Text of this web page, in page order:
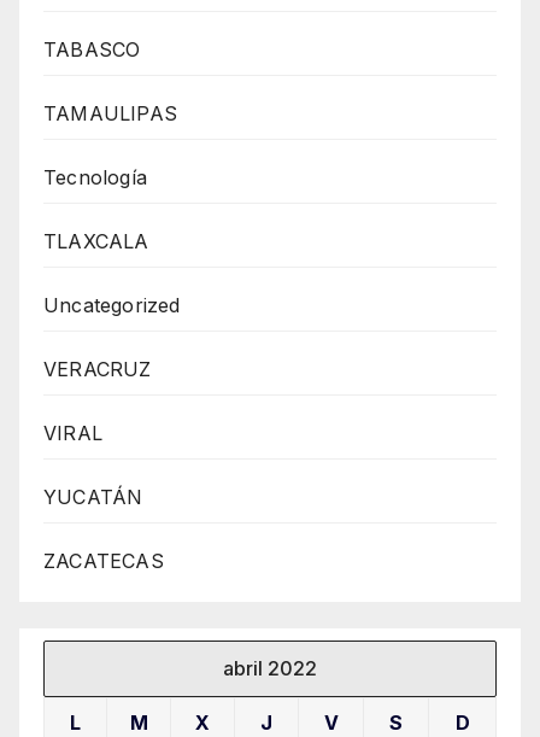
TABASCO
TAMAULIPAS
Tecnología
TLAXCALA
Uncategorized
VERACRUZ
VIRAL
YUCATÁN
ZACATECAS
abril 2022
L M X J V S D